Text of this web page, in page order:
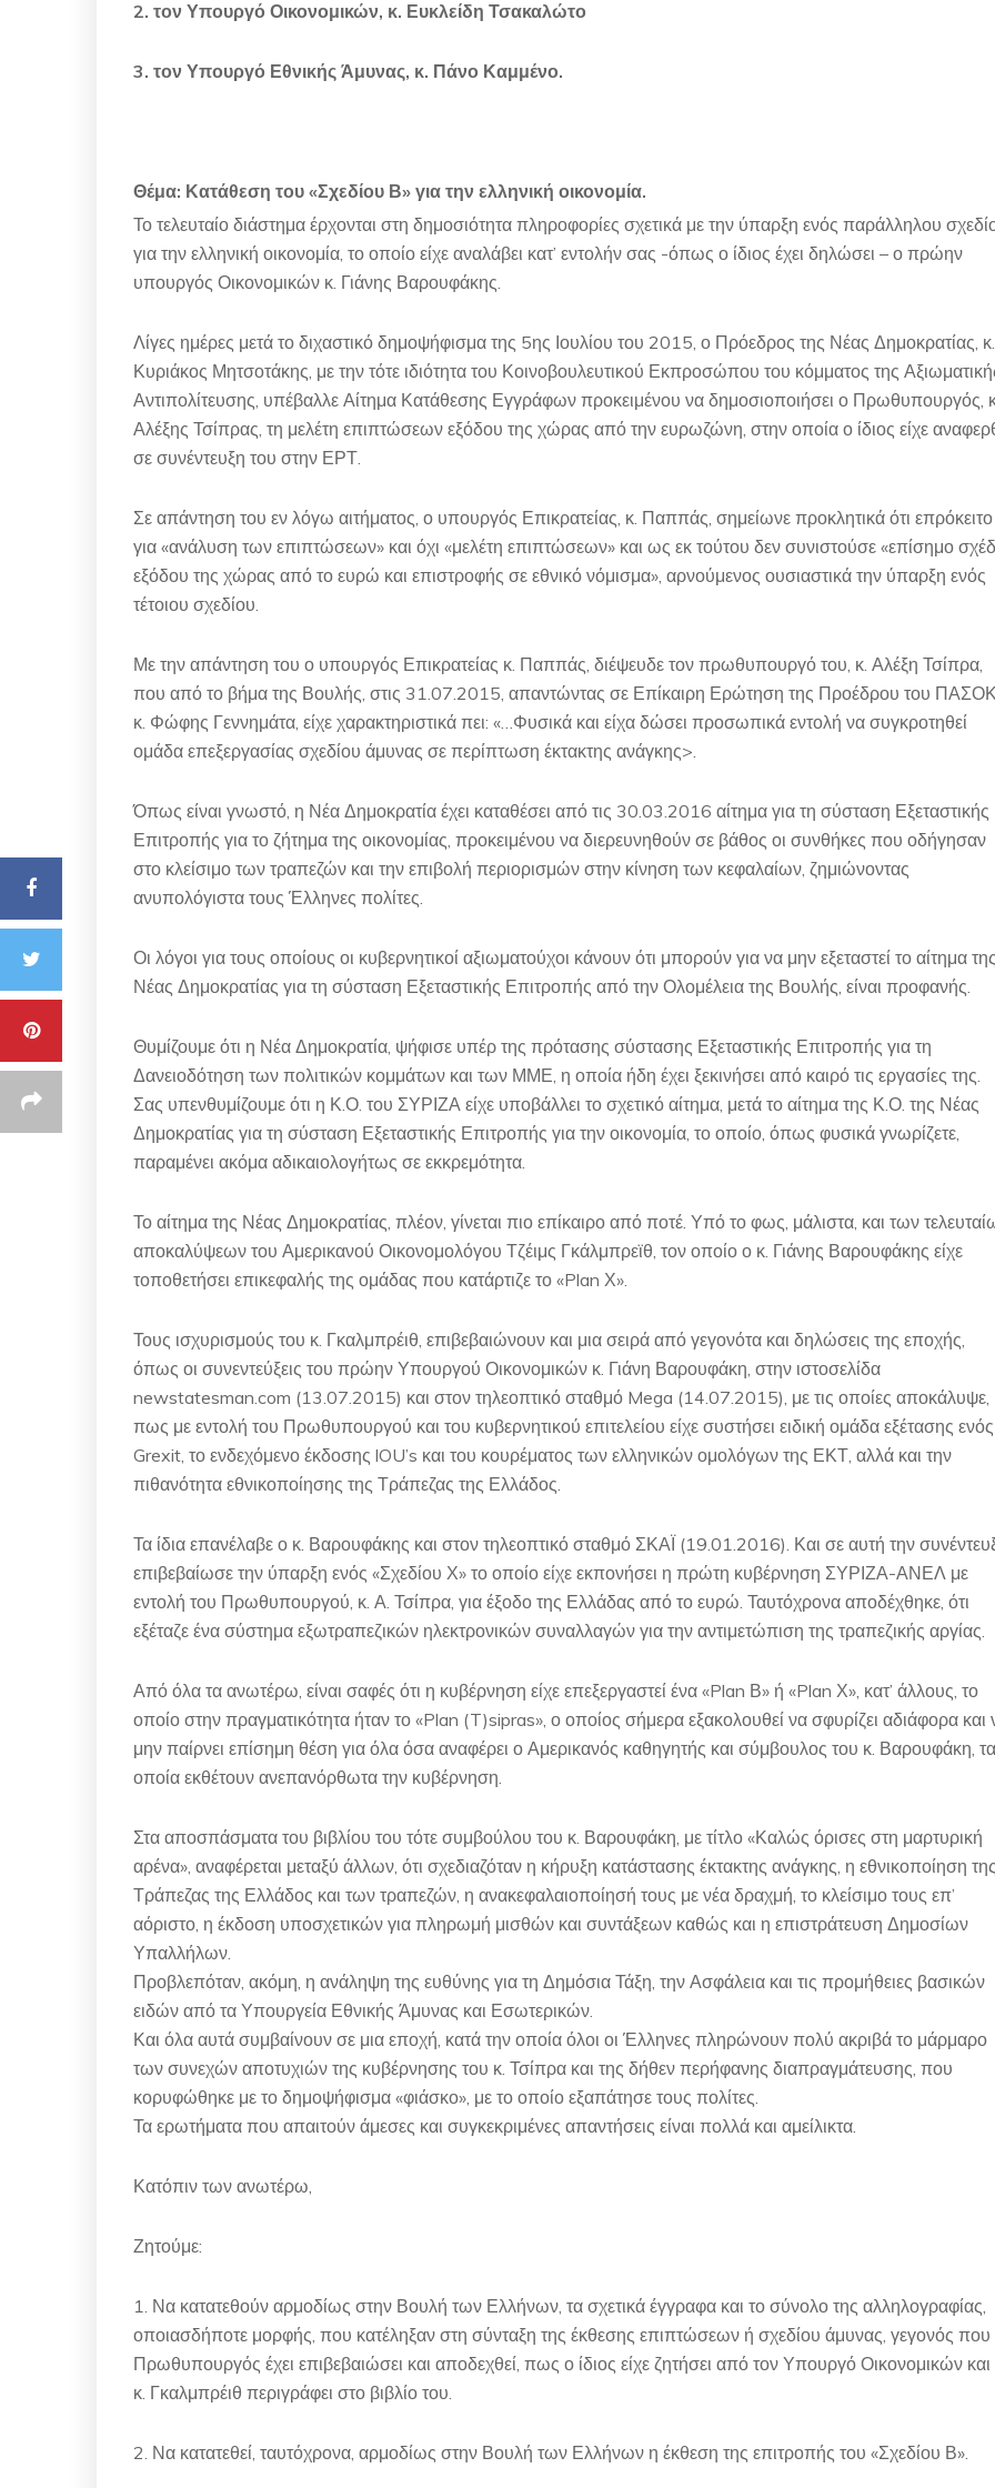
2. τον Υπουργό Οικονομικών, κ. Ευκλείδη Τσακαλώτο
3. τον Υπουργό Εθνικής Άμυνας, κ. Πάνο Καμμένο.
Θέμα: Κατάθεση του «Σχεδίου Β» για την ελληνική οικονομία.
Το τελευταίο διάστημα έρχονται στη δημοσιότητα πληροφορίες σχετικά με την ύπαρξη ενός παράλληλου
για την ελληνική οικονομία, το οποίο είχε αναλάβει κατ’ εντολήν σας -όπως ο ίδιος έχει δηλώσει – ο πρώην
υπουργός Οικονομικών κ. Γιάνης Βαρουφάκης.
Λίγες ημέρες μετά το διχαστικό δημοψήφισμα της 5ης Ιουλίου του 2015, ο Πρόεδρος της Νέας Δημοκρατίας, κ.
Κυριάκος Μητσοτάκης, με την τότε ιδιότητα του Κοινοβουλευτικού Εκπροσώπου του κόμματος της
Αντιπολίτευσης, υπέβαλλε Αίτημα Κατάθεσης Εγγράφων προκειμένου να δημοσιοποιήσει ο Πρωθυπουργός,
Αλέξης Τσίπρας, τη μελέτη επιπτώσεων εξόδου της χώρας από την ευρωζώνη, στην οποία ο ίδιος είχε
σε συνέντευξη του στην ΕΡΤ.
Σε απάντηση του εν λόγω αιτήματος, ο υπουργός Επικρατείας, κ. Παππάς, σημείωνε προκλητικά ότι επρόκειτο
για «ανάλυση των επιπτώσεων» και όχι «μελέτη επιπτώσεων» και ως εκ τούτου δεν συνιστούσε «επίσημο
εξόδου της χώρας από το ευρώ και επιστροφής σε εθνικό νόμισμα», αρνούμενος ουσιαστικά την ύπαρξη ενός
τέτοιου σχεδίου.
Με την απάντηση του ο υπουργός Επικρατείας κ. Παππάς, διέψευδε τον πρωθυπουργό του, κ. Αλέξη Τσίπρα,
που από το βήμα της Βουλής, στις 31.07.2015, απαντώντας σε Επίκαιρη Ερώτηση της Προέδρου του
κ. Φώφης Γεννημάτα, είχε χαρακτηριστικά πει: «…Φυσικά και είχα δώσει προσωπικά εντολή να συγκροτηθεί
ομάδα επεξεργασίας σχεδίου άμυνας σε περίπτωση έκτακτης ανάγκης>.
Όπως είναι γνωστό, η Νέα Δημοκρατία έχει καταθέσει από τις 30.03.2016 αίτημα για τη σύσταση Εξεταστικής
Επιτροπής για το ζήτημα της οικονομίας, προκειμένου να διερευνηθούν σε βάθος οι συνθήκες που οδήγησαν
στο κλείσιμο των τραπεζών και την επιβολή περιορισμών στην κίνηση των κεφαλαίων, ζημιώνοντας
ανυπολόγιστα τους Έλληνες πολίτες.
Οι λόγοι για τους οποίους οι κυβερνητικοί αξιωματούχοι κάνουν ότι μπορούν για να μην εξεταστεί το αίτημα
Νέας Δημοκρατίας για τη σύσταση Εξεταστικής Επιτροπής από την Ολομέλεια της Βουλής, είναι προφανής.
Θυμίζουμε ότι η Νέα Δημοκρατία, ψήφισε υπέρ της πρότασης σύστασης Εξεταστικής Επιτροπής για τη
Δανειοδότηση των πολιτικών κομμάτων και των ΜΜΕ, η οποία ήδη έχει ξεκινήσει από καιρό τις εργασίες της.
Σας υπενθυμίζουμε ότι η Κ.Ο. του ΣΥΡΙΖΑ είχε υποβάλλει το σχετικό αίτημα, μετά το αίτημα της Κ.Ο. της Νέας
Δημοκρατίας για τη σύσταση Εξεταστικής Επιτροπής για την οικονομία, το οποίο, όπως φυσικά γνωρίζετε,
παραμένει ακόμα αδικαιολογήτως σε εκκρεμότητα.
Το αίτημα της Νέας Δημοκρατίας, πλέον, γίνεται πιο επίκαιρο από ποτέ. Υπό το φως, μάλιστα, και των
αποκαλύψεων του Αμερικανού Οικονομολόγου Τζέιμς Γκάλμπρεϊθ, τον οποίο ο κ. Γιάνης Βαρουφάκης είχε
τοποθετήσει επικεφαλής της ομάδας που κατάρτιζε το «Plan Χ».
Τους ισχυρισμούς του κ. Γκαλμπρέιθ, επιβεβαιώνουν και μια σειρά από γεγονότα και δηλώσεις της εποχής,
όπως οι συνεντεύξεις του πρώην Υπουργού Οικονομικών κ. Γιάνη Βαρουφάκη, στην ιστοσελίδα
newstatesman.com (13.07.2015) και στον τηλεοπτικό σταθμό Mega (14.07.2015), με τις οποίες αποκάλυψε,
πως με εντολή του Πρωθυπουργού και του κυβερνητικού επιτελείου είχε συστήσει ειδική ομάδα εξέτασης ενός
Grexit, το ενδεχόμενο έκδοσης lOU’s και του κουρέματος των ελληνικών ομολόγων της ΕΚΤ, αλλά και την
πιθανότητα εθνικοποίησης της Τράπεζας της Ελλάδος.
Τα ίδια επανέλαβε ο κ. Βαρουφάκης και στον τηλεοπτικό σταθμό ΣΚΑΪ (19.01.2016). Και σε αυτή την
επιβεβαίωσε την ύπαρξη ενός «Σχεδίου Χ» το οποίο είχε εκπονήσει η πρώτη κυβέρνηση ΣΥΡΙΖΑ-ΑΝΕΛ με
εντολή του Πρωθυπουργού, κ. Α. Τσίπρα, για έξοδο της Ελλάδας από το ευρώ. Ταυτόχρονα αποδέχθηκε, ότι
εξέταζε ένα σύστημα εξωτραπεζικών ηλεκτρονικών συναλλαγών για την αντιμετώπιση της τραπεζικής αργίας.
Από όλα τα ανωτέρω, είναι σαφές ότι η κυβέρνηση είχε επεξεργαστεί ένα «Plan Β» ή «Plan Χ», κατ’ άλλους, το
οποίο στην πραγματικότητα ήταν το «Plan (T)sipras», ο οποίος σήμερα εξακολουθεί να σφυρίζει αδιάφορα και
μην παίρνει επίσημη θέση για όλα όσα αναφέρει ο Αμερικανός καθηγητής και σύμβουλος του κ. Βαρουφάκη, τα
οποία εκθέτουν ανεπανόρθωτα την κυβέρνηση.
Στα αποσπάσματα του βιβλίου του τότε συμβούλου του κ. Βαρουφάκη, με τίτλο «Καλώς όρισες στη μαρτυρική
αρένα», αναφέρεται μεταξύ άλλων, ότι σχεδιαζόταν η κήρυξη κατάστασης έκτακτης ανάγκης, η εθνικοποίηση
Τράπεζας της Ελλάδος και των τραπεζών, η ανακεφαλαιοποίησή τους με νέα δραχμή, το κλείσιμο τους επ’
αόριστο, η έκδοση υποσχετικών για πληρωμή μισθών και συντάξεων καθώς και η επιστράτευση Δημοσίων
Υπαλλήλων.
Προβλεπόταν, ακόμη, η ανάληψη της ευθύνης για τη Δημόσια Τάξη, την Ασφάλεια και τις προμήθειες βασικών
ειδών από τα Υπουργεία Εθνικής Άμυνας και Εσωτερικών.
Και όλα αυτά συμβαίνουν σε μια εποχή, κατά την οποία όλοι οι Έλληνες πληρώνουν πολύ ακριβά το μάρμαρο
των συνεχών αποτυχιών της κυβέρνησης του κ. Τσίπρα και της δήθεν περήφανης διαπραγμάτευσης, που
κορυφώθηκε με το δημοψήφισμα «φιάσκο», με το οποίο εξαπάτησε τους πολίτες.
Τα ερωτήματα που απαιτούν άμεσες και συγκεκριμένες απαντήσεις είναι πολλά και αμείλικτα.
Κατόπιν των ανωτέρω,
Ζητούμε:
1. Να κατατεθούν αρμοδίως στην Βουλή των Ελλήνων, τα σχετικά έγγραφα και το σύνολο της αλληλογραφίας,
οποιασδήποτε μορφής, που κατέληξαν στη σύνταξη της έκθεσης επιπτώσεων ή σχεδίου άμυνας, γεγονός που
Πρωθυπουργός έχει επιβεβαιώσει και αποδεχθεί, πως ο ίδιος είχε ζητήσει από τον Υπουργό Οικονομικών
κ. Γκαλμπρέιθ περιγράφει στο βιβλίο του.
2. Να κατατεθεί, ταυτόχρονα, αρμοδίως στην Βουλή των Ελλήνων η έκθεση της επιτροπής του «Σχεδίου Β».